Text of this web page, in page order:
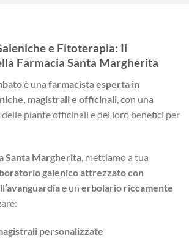
e Fitoterapia: Il
Farmacia Santa Margherita
è una farmacista esperta in
magistrali e officinali , con una
piante officinali e dei loro benefici per
Santa Margherita, mettiamo a tua
galenico attrezzato con
e un erbolario riccamente
personalizzate